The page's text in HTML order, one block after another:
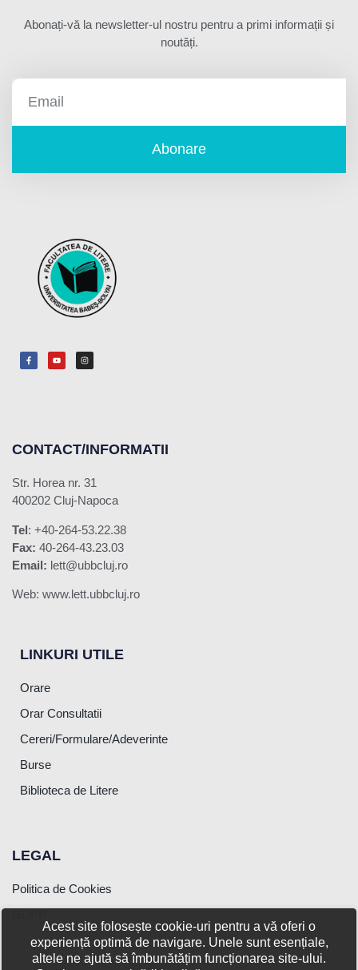
Abonați-vă la newsletter-ul nostru pentru a primi informații și
noutăți.
Abonare
CONTACT/INFORMATII
Str. Horea nr. 31
400202 Cluj-Napoca
Tel: +40-264-53.22.38
Fax: 40-264-43.23.03
Email: lett@ubbcluj.ro
Web: www.lett.ubbcluj.ro
LINKURI UTILE
Orare
Orar Consultatii
Cereri/Formulare/Adeverinte
Burse
Biblioteca de Litere
LEGAL
Politica de Cookies
Acest site folosește cookie-uri pentru a vă oferi o
experiență optimă de navigare. Unele sunt esențiale,
altele ne ajută să îmbunătățim funcționarea site-ului.